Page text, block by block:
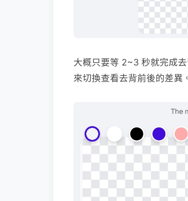
大概只要等 2~3 秒就完成
來切換查看去背前後的差異